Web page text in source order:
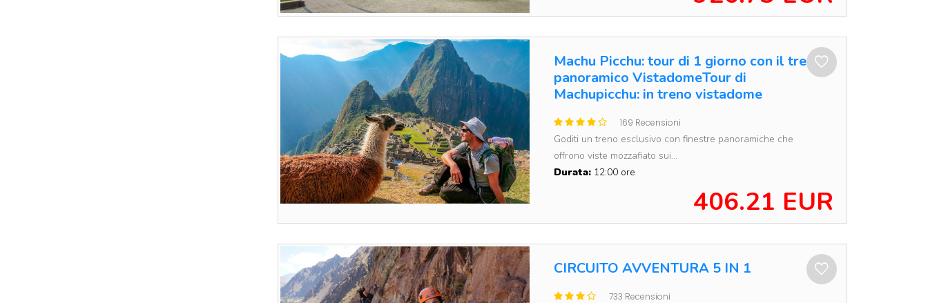
Machu Picchu: tour di 1 giorno con il treno
panoramico VistadomeTour di
Machupicchu: in treno vistadome
169 Recensioni
Goditi un treno esclusivo con finestre panoramiche che
offrono viste mozzafiato sui...
Durata: 12:00 ore
406.21 EUR
CIRCUITO AVVENTURA 5 IN 1
733 Recensioni